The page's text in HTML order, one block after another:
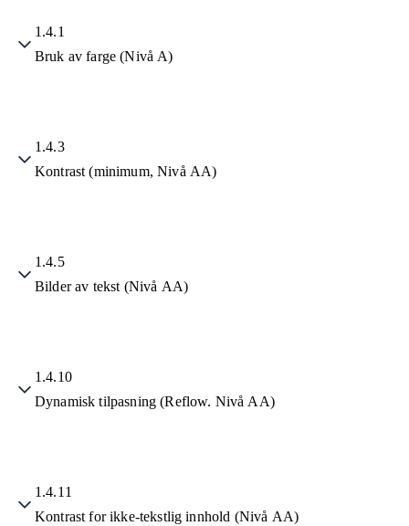
1.4.1
Bruk av farge (Nivå A)
1.4.3
Kontrast (minimum, Nivå AA)
1.4.5
Bilder av tekst (Nivå AA)
1.4.10
Dynamisk tilpasning (Reflow. Nivå AA)
1.4.11
Kontrast for ikke-tekstlig innhold (Nivå AA)